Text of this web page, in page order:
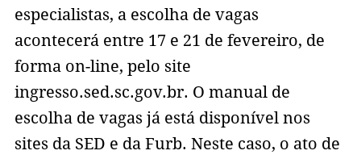
especialistas, a escolha de vagas
acontecerá entre 17 e 21 de fevereiro, de
forma on-line, pelo site
ingresso.sed.sc.gov.br. O manual de
escolha de vagas já está disponível nos
sites da SED e da Furb. Neste caso, o ato de